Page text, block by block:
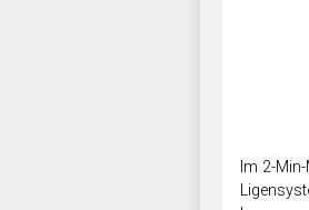
Im 2-